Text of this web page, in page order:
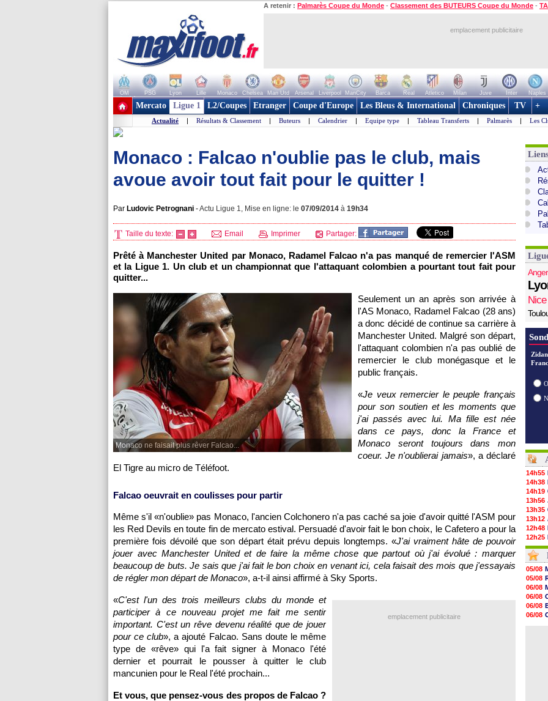
A retenir : Palmarès Coupe du Monde - Classement des BUTEURS Coupe du Monde -
emplacement publicitaire
OM PSG Lyon Lille Monaco Chelsea Man Utd Arsenal Liverpool ManCity Barca Real Atletico Milan Juve Inter Naples
+ de clubs
Mercato Ligue 1 L2/Coupes Etranger Coupe d'Europe Les Bleus & International Chroniques TV +
Actualité | Résultats & Classement | Buteurs | Calendrier | Equipe type | Tableau Transferts | Palmarès | Les
Monaco : Falcao n'oublie pas le club, mais
avoue avoir tout fait pour le quitter !
Par Ludovic Petrognani -Actu Ligue 1, Mise en ligne: le 07/09/2014 à 19h34
Taille du texte: Email Imprimer Partager:
Prêté à Manchester United par Monaco, Radamel Falcao n'a pas manqué de remercier l'ASM
et la Ligue 1. Un club et un championnat que l'attaquant colombien a pourtant tout fait pour
quitter...
Monaco ne faisait plus rêver Falcao...
Seulement un an après son arrivée à
l'AS Monaco, Radamel Falcao (28 ans)
a donc décidé de continue sa carrière à
Manchester United. Malgré son départ,
l'attaquant colombien n'a pas oublié de
remercier le club monégasque et le
public français.
«Je veux remercier le peuple français
pour son soutien et les moments que
j'ai passés avec lui. Ma fille est née
dans ce pays, donc la France et
Monaco seront toujours dans mon
coeur. Je n'oublierai jamais», a déclaré
El Tigre au micro de Téléfoot.
Falcao oeuvrait en coulisses pour partir
Même s'il «n'oublie» pas Monaco, l'ancien Colchonero n'a pas caché sa joie d'avoir quitté l'ASM pour
les Red Devils en toute fin de mercato estival. Persuadé d'avoir fait le bon choix, le Cafetero a pour la
première fois dévoilé que son départ était prévu depuis longtemps. «J'ai vraiment hâte de pouvoir
jouer avec Manchester United et de faire la même chose que partout où j'ai évolué : marquer
beaucoup de buts. Je sais que j'ai fait le bon choix en venant ici, cela faisait des mois que j'essayais
de régler mon départ de Monaco», a-t-il ainsi affirmé à Sky Sports.
emplacement publicitaire
«C'est l'un des trois meilleurs clubs du monde et
participer à ce nouveau projet me fait me sentir
important. C'est un rêve devenu réalité que de jouer
pour ce club», a ajouté Falcao. Sans doute le même
type de «rêve» qui l'a fait signer à Monaco l'été
dernier et pourrait le pousser à quitter le club
mancunien pour le Real l'été prochain...
Et vous, que pensez-vous des propos de Falcao ?
Nice
14h55
14h38
14h19
13h56
13h35
13h12
12h48
12h25
12h06
11h53
11h31
11h10
10h52
10h33
10h12
10h09
10h05
05/08
05/08
06/08
06/08
06/08
06/08